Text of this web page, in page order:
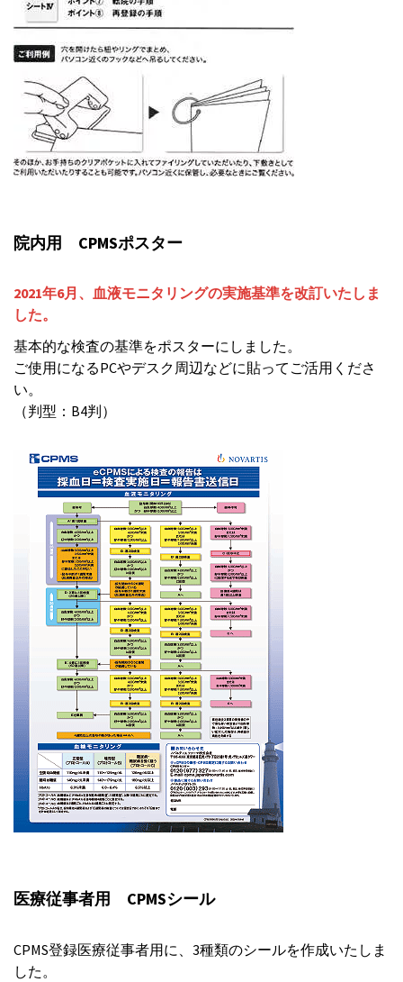
院内用 CPMSポスター
2021年6月、血液モニタリングの実施基準を改訂いたしま
した。
基本的な検査の基準をポスターにしました。
ご使用になるPCやデスク周辺などに貼ってご活用くださ
い。
（判型：B4判）
医療従事者用 CPMSシール
CPMS登録医療従事者用に、3種類のシールを作成いたしま
した。